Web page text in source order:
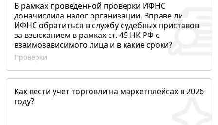
В рамках проведенной проверки ИФНС
доначислила налог организации. Вправе ли
ИФНС обратиться в службу судебных приставов
за взысканием в рамках ст. 45 НК РФ с
взаимозависимого лица и в какие сроки?
Проверки
Как вести учет торговли на маркетплейсах в 2026
году?